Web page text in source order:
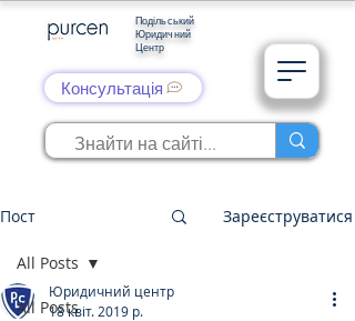
Подільський
Юридичний
Центр
Консультація
Пост Зареєструватися
All Posts
All Posts
Юридичний центр
18 квіт. 2019 р.